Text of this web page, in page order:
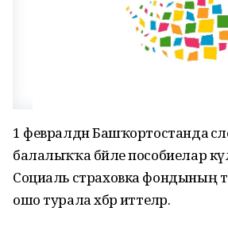
1 февралдән Башҡортостанда
балалыҡҡа бәйле пособиелар
Социаль страховка фондының
ошо турала хәбәр иттеләр.